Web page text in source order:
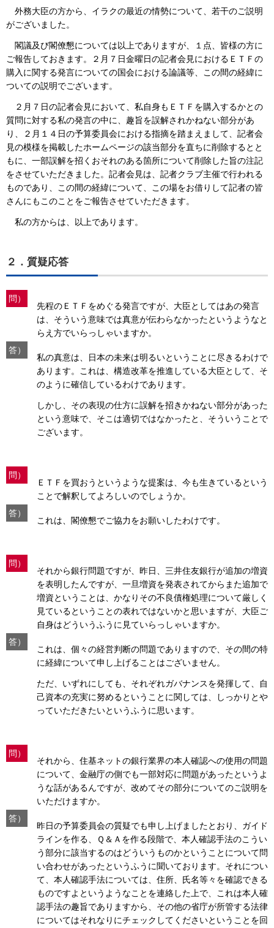
外務大臣の方から、イラクの最近の情勢について、若干のご説明
がございました。
閣議及び閣僚懇については以上でありますが、１点、皆様の方に
ご報告しておきます。２月７日金曜日の記者会見におけるＥＴＦの
購入に関する発言についての国会における論議等、この間の経緯に
ついての説明でございます。
２月７日の記者会見において、私自身もＥＴＦを購入するかとの
質問に対する私の発言の中に、趣旨を誤解されかねない部分があ
り、２月１４日の予算委員会における指摘を踏まえまして、記者会
見の模様を掲載したホームページの該当部分を直ちに削除するとと
もに、一部誤解を招くおそれのある箇所について削除した旨の注記
をさせていただきました。記者会見は、記者クラブ主催で行われる
ものであり、この間の経緯について、この場をお借りして記者の皆
さんにもこのことをご報告させていただきます。
私の方からは、以上であります。
２．質疑応答
問）
先程のＥＴＦをめぐる発言ですが、大臣としてはあの発言
は、そういう意味では真意が伝わらなかったというようなと
らえ方でいらっしゃいますか。
答）
私の真意は、日本の未来は明るいということに尽きるわけで
あります。これは、構造改革を推進している大臣として、そ
のように確信しているわけであります。
しかし、その表現の仕方に誤解を招きかねない部分があった
という意味で、そこは適切ではなかったと、そういうことで
ございます。
問）
ＥＴＦを買おうというような提案は、今も生きているという
ことで解釈してよろしいのでしょうか。
答）
これは、閣僚懇でご協力をお願いしたわけです。
問）
それから銀行問題ですが、昨日、三井住友銀行が追加の増資
を表明したんですが、一旦増資を発表されてからまた追加で
増資ということは、かなりその不良債権処理について厳しく
見ているということの表れではないかと思いますが、大臣ご
自身はどういうふうに見ていらっしゃいますか。
答）
これは、個々の経営判断の問題でありますので、その間の特
に経緯について申し上げることはございません。
ただ、いずれにしても、それぞれガバナンスを発揮して、自
己資本の充実に努めるということに関しては、しっかりとや
っていただきたいというふうに思います。
問）
それから、住基ネットの銀行業界の本人確認への使用の問題
について、金融庁の側でも一部対応に問題があったというよ
うな話があるんですが、改めてその部分についてのご説明を
いただけますか。
答）
昨日の予算委員会の質疑でも申し上げましたとおり、ガイド
ラインを作る、Ｑ＆Ａを作る段階で、本人確認手法のこうい
う部分に該当するのはどういうものかということについて問
い合わせがあったというふうに聞いております。それについ
て、本人確認手法については、住所、氏名等々を確認できる
ものですよというようなことを連絡した上で、これは本人確
認手法の趣旨でありますから、その他の省庁が所管する法律
についてはそれなりにチェックしてくださいということを回